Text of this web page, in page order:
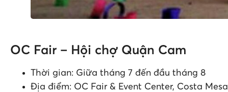
OC Fair – Hội chợ Quận Cam
Thời gian: Giữa tháng 7 đến đầu tháng 8
Địa điểm: OC Fair & Event Center, Costa Mesa